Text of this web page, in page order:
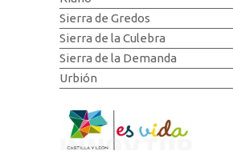
Sierra de Gredos
Sierra de la Culebra
Sierra de la Demanda
Urbión